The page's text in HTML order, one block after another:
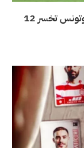
ترتيب الفيفا الجديد: اسبانيا تعتلي الصدارة وتونس تخسر 12